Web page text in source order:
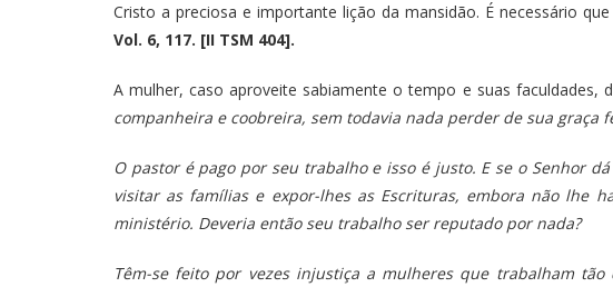
Cristo a preciosa e importante lição da mansidão. É necessário
Vol. 6, 117. [II TSM 404].
A mulher, caso aproveite sabiamente o tempo e suas faculdades,
companheira e coobreira, sem todavia nada perder de sua graça
O pastor é pago por seu trabalho e isso é justo. E se o Senhor
visitar as famílias e expor-lhes as Escrituras, embora não lhe
ministério. Deveria então seu trabalho ser reputado por nada?
Têm-se feito por vezes injustiça a mulheres que trabalham